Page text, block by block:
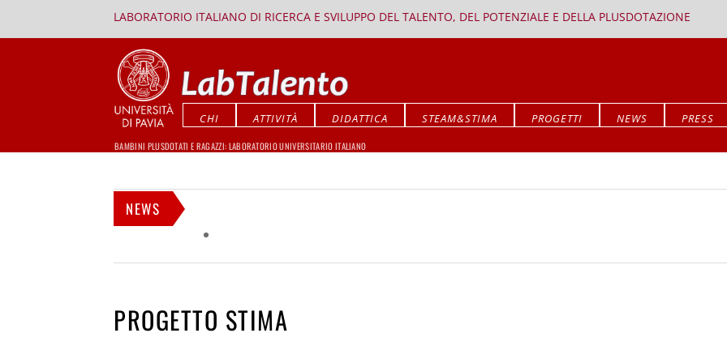
LABORATORIO ITALIANO DI RICERCA E SVILUPPO DEL TALENTO, DEL POTENZIALE E DELLA PLUSDOTAZIONE
BAMBINI PLUSDOTATI E RAGAZZI: LABORATORIO UNIVERSITARIO ITALIANO
CHI ATTIVITÀ DIDATTICA STEAM&STIMA PROGETTI NEWS PRESS
NEWS
PROGETTO STIMA